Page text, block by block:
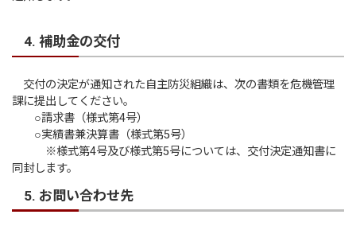
4. 補助金の交付
交付の決定が通知された自主防災組織は、次の書類を危機管理
課に提出してください。
○請求書（様式第4号）
○実績書兼決算書（様式第5号）
※様式第4号及び様式第5号については、交付決定通知書に
同封します。
5. お問い合わせ先